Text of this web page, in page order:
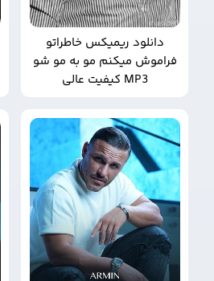
دانلود ریمیکس خاطراتو
فراموش میکنم مو به مو شو
MP3 کیفیت عالی